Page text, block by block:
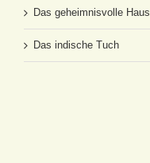
Das geheimnisvolle Haus
Das indische Tuch